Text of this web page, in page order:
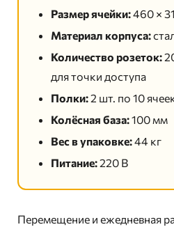
Размер ячейки:460 ×
Материал корпуса:
Количество розеток:
для точки доступа
Полки:2 шт. по 10
Колёсная база:100 мм
Вес в упаковке:44 кг
Питание:220 В
Перемещение и ежедневная